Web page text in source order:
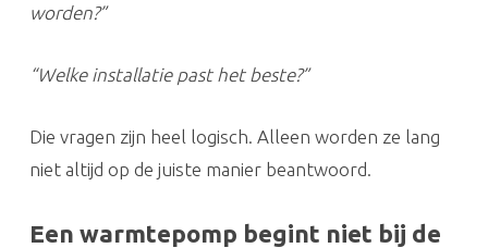
worden?”
“Welke installatie past het beste?”
Die vragen zijn heel logisch. Alleen worden ze lang
niet altijd op de juiste manier beantwoord.
Een warmtepomp begint niet bij de